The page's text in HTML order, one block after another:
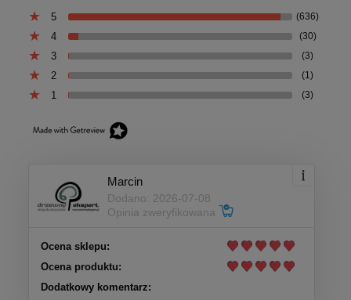
5 (636)
4 (30)
3 (3)
2 (1)
1 (3)
Marcin
Dodano: 2026-07-08
Opinia zweryfikowana
Ocena sklepu:
Ocena produktu:
Dodatkowy komentarz: